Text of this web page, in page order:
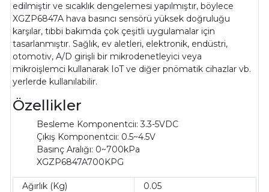
edilmiştir ve sıcaklık dengelemesi yapılmıştır, böylece
XGZP6847A hava basıncı sensörü yüksek doğruluğu
karşılar, tıbbi bakımda çok çeşitli uygulamalar için
tasarlanmıştır. Sağlık, ev aletleri, elektronik, endüstri,
otomotiv, A/D girişli bir mikrodenetleyici veya
mikroişlemci kullanarak IoT ve diğer pnömatik cihazlar vb.
yerlerde kullanılabilir.
Özellikler
Besleme Komponentciı: 3.3-5VDC
Çıkış Komponentciı: 0.5~4.5V
Basınç Aralığı: 0~700kPa
XGZP6847A700KPG
Ağırlık (Kg) 0.05